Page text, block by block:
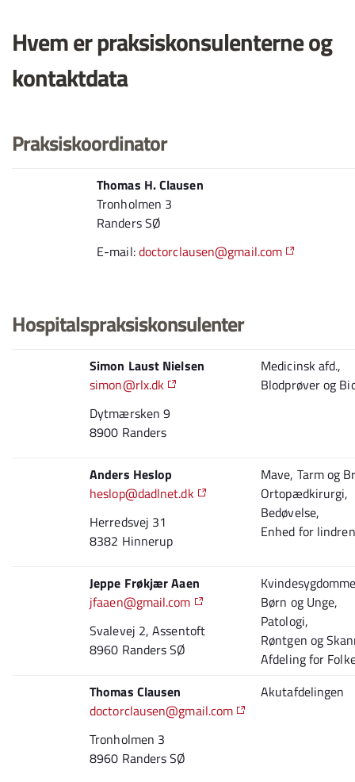
Hvem er praksiskonsulenterne og
kontaktdata
Praksiskoordinator
Thomas H. Clausen
Tronholmen 3
Randers SØ
E-mail:doctorclausen@gmail.com
Hospitalspraksiskonsulenter
Simon Laust Nielsen
simon@rlx.dk
Dytmærsken 9
8900 Randers
Medicinsk afd.,
Blodprøver og
Anders Heslop
heslop@dadlnet.dk
Herredsvej 31
8382 Hinnerup
Mave, Tarm og
Ortopædkirurgi,
Bedøvelse,
Enhed for
Jeppe Frøkjær Aaen
jfaaen@gmail.com
Svalevej 2, Assentoft
8960 Randers SØ
Børn og Unge,
Patologi,
Røntgen og
Afdeling for
Thomas Clausen
doctorclausen@gmail.com
Tronholmen 3
8960 Randers SØ
Akutafdelingen